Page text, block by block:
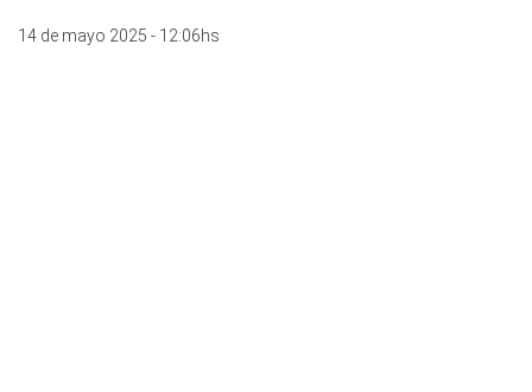
14 de mayo 2025 - 12:06hs